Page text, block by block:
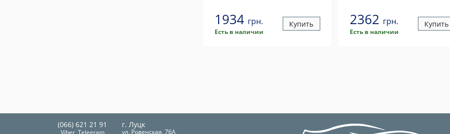
1934 грн.
Есть в наличии
Купить 2362 грн.
Есть в наличии
Купить
(066) 621 21 91
Viber, Telegram
г. Луцк
ул. Ровенская, 76А